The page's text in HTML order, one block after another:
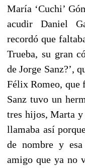
María ‘Cuchi’
acudir Daniel
recordó que
Trueba, su gran
de Jorge Sanz?’,
Félix Romeo, que
Sanz tuvo un
tres hijos, Marta
llamaba así
de nombre y
amigo que ya no